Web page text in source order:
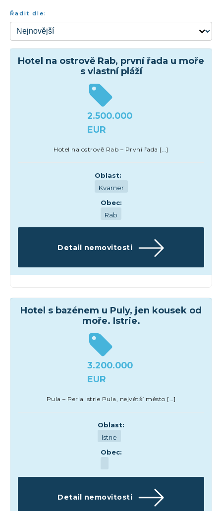
Řadit dle:
Řadit dle:
Řadit dle:
Hotel na ostrově Rab, první řada u moře
s vlastní pláží
2.500.000
EUR
Hotel na ostrově Rab – První řada […]
Oblast:
Kvarner
Obec:
Rab
Detail nemovitosti
Hotel s bazénem u Puly, jen kousek od
moře. Istrie.
3.200.000
EUR
Pula – Perla Istrie Pula, největší město […]
Oblast:
Istrie
Obec:
Detail nemovitosti